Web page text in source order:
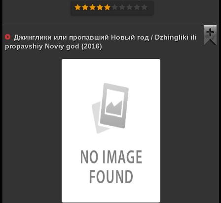
Джинглики или пропавший Новый год / Dzhingliki ili
propavshiy Noviy god (2016)